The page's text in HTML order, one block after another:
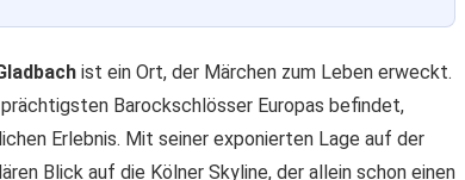
ist ein Ort, der Märchen zum Leben erweckt.
Barockschlösser Europas befindet,
Erlebnis. Mit seiner exponierten Lage auf der
Blick auf die Kölner Skyline, der allein schon einen